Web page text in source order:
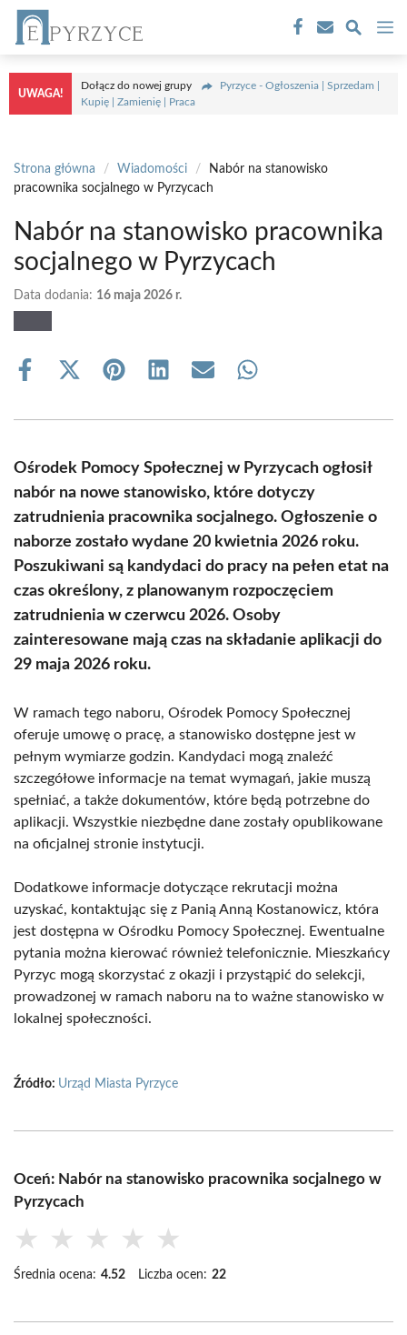
Przejdź
treści
UWAGA!
Dołącz do nowej grupy
Pyrzyce - Ogłoszenia | Sprzedam |
Kupię | Zamienię | Praca
Strona główna / Wiadomości /
Nabór na stanowisko
pracownika socjalnego w Pyrzycach
Nabór na stanowisko pracownika
socjalnego w Pyrzycach
Data dodania: 16 maja 2026 r.
Share
Share
(Twitter)
Share Share Share Share
Ośrodek Pomocy Społecznej w Pyrzycach ogłosił
nabór na nowe stanowisko, które dotyczy
zatrudnienia pracownika socjalnego. Ogłoszenie o
naborze zostało wydane 20 kwietnia 2026 roku.
Poszukiwani są kandydaci do pracy na pełen etat na
czas określony, z planowanym rozpoczęciem
zatrudnienia w czerwcu 2026. Osoby
zainteresowane mają czas na składanie aplikacji do
29 maja 2026 roku.
W ramach tego naboru, Ośrodek Pomocy Społecznej
oferuje umowę o pracę, a stanowisko dostępne jest w
pełnym wymiarze godzin. Kandydaci mogą znaleźć
szczegółowe informacje na temat wymagań, jakie muszą
spełniać, a także dokumentów, które będą potrzebne do
aplikacji. Wszystkie niezbędne dane zostały opublikowane
na oficjalnej stronie instytucji.
Dodatkowe informacje dotyczące rekrutacji można
uzyskać, kontaktując się z Panią Anną Kostanowicz, która
jest dostępna w Ośrodku Pomocy Społecznej. Ewentualne
pytania można kierować również telefonicznie. Mieszkańcy
Pyrzyc mogą skorzystać z okazji i przystąpić do selekcji,
prowadzonej w ramach naboru na to ważne stanowisko w
lokalnej społeczności.
Źródło: Urząd Miasta Pyrzyce
Oceń: Nabór na stanowisko pracownika socjalnego w
Pyrzycach
★ ★ ★ ★ ★
Średnia ocena: 4.52 Liczba ocen: 22